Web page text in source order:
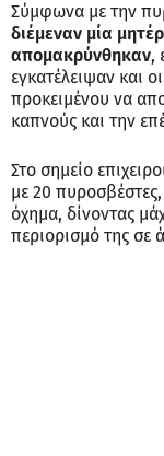
Σύμφωνα με την
διέμεναν μία
απομακρύνθηκαν,
εγκατέλειψαν και
προκειμένου να
καπνούς και την
Στο σημείο
με 20
όχημα, δίνοντας
περιορισμό της σε